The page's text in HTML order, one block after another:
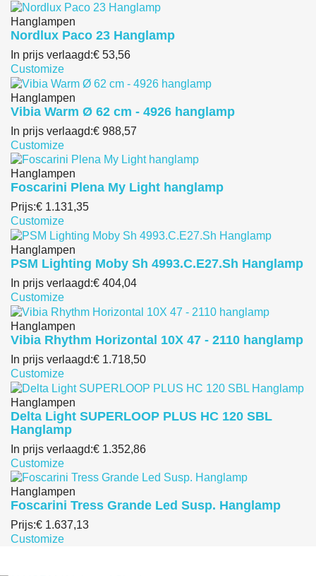
Hanglampen
Nordlux Paco 23 Hanglamp
In prijs verlaagd:€ 53,56
Customize
Hanglampen
Vibia Warm Ø 62 cm - 4926 hanglamp
In prijs verlaagd:€ 988,57
Customize
Hanglampen
Foscarini Plena My Light hanglamp
Prijs:€ 1.131,35
Customize
Hanglampen
PSM Lighting Moby Sh 4993.C.E27.Sh Hanglamp
In prijs verlaagd:€ 404,04
Customize
Hanglampen
Vibia Rhythm Horizontal 10X 47 - 2110 hanglamp
In prijs verlaagd:€ 1.718,50
Customize
Hanglampen
Delta Light SUPERLOOP PLUS HC 120 SBL
Hanglamp
In prijs verlaagd:€ 1.352,86
Customize
Hanglampen
Foscarini Tress Grande Led Susp. Hanglamp
Prijs:€ 1.637,13
Customize